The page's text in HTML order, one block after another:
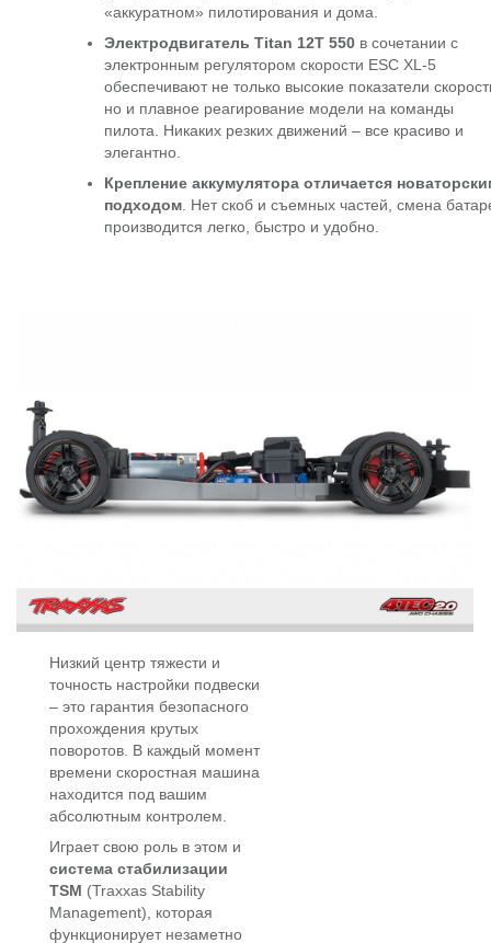
«аккуратном» пилотирования и дома.
Электродвигатель Titan 12T 550 в сочетании с
электронным регулятором скорости ESC XL-5
обеспечивают не только высокие показатели
но и плавное реагирование модели на команды
пилота. Никаких резких движений – все красиво и
элегантно.
Крепление аккумулятора отличается
подходом. Нет скоб и съемных частей, смена
производится легко, быстро и удобно.
Низкий центр тяжести и
точность настройки подвески
– это гарантия безопасного
прохождения крутых
поворотов. В каждый момент
времени скоростная машина
находится под вашим
абсолютным контролем.
Играет свою роль в этом и
система стабилизации
TSM (Traxxas Stability
Management), которая
функционирует незаметно